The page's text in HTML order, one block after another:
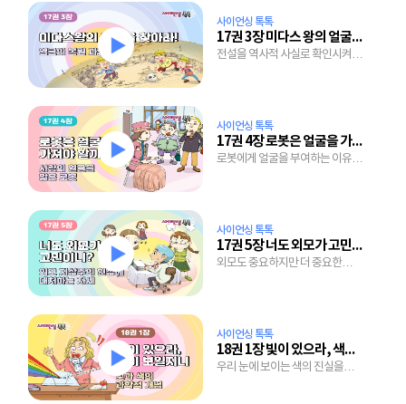
사이언싱 톡톡
17권 3장 미다스 왕의 얼굴을 찾아라!
전설을 역사적 사실로 확인시켜준
사이언싱 톡톡
17권 4장 로봇은 얼굴을 가져야 할까?
로봇에게 얼굴을 부여하는 이유와
사이언싱 톡톡
17권 5장 너도 외모가 고민이니?
외모도 중요하지만 더 중요한
사이언싱 톡톡
18권 1장 빛이 있으라, 색이 보일지니
우리 눈에 보이는 색의 진실을